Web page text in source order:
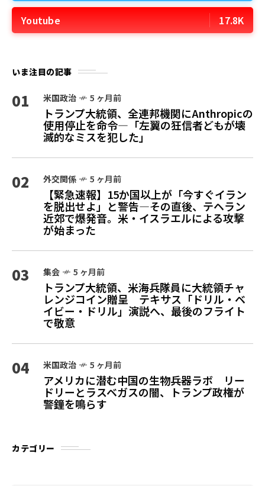
Youtube 17.8K
いま注目の記事
01 米国政治 5 ヶ月前
トランプ大統領、全連邦機関にAnthropicの
使用停止を命令—「左翼の狂信者どもが壊
滅的なミスを犯した」
02 外交関係 5 ヶ月前
【緊急速報】15か国以上が「今すぐイラン
を脱出せよ」と警告—その直後、テヘラン
近郊で爆発音。米・イスラエルによる攻撃
が始まった
03 集会 5 ヶ月前
トランプ大統領、米海兵隊員に大統領チャ
レンジコイン贈呈 テキサス「ドリル・ベ
イビー・ドリル」演説へ、最後のフライト
で敬意
04 米国政治 5 ヶ月前
アメリカに潜む中国の生物兵器ラボ リー
ドリーとラスベガスの闇、トランプ政権が
警鐘を鳴らす
カテゴリー